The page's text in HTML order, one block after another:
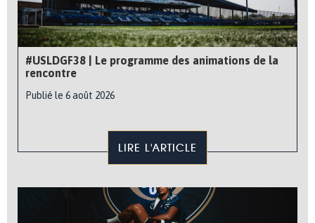
#USLDGF38 | Le programme des animations de la
rencontre
Publié le 6 août 2026
LIRE L'ARTICLE